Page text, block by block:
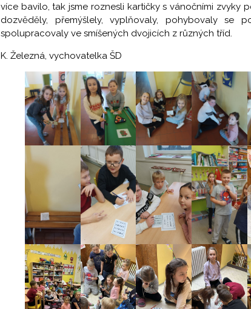
více bavilo, tak jsme roznesli kartičky s vánočními zvyky
dozvěděly, přemýšlely, vyplňovaly, pohybovaly se
spolupracovaly ve smíšených dvojicích z různých tříd.
K. Železná, vychovatelka ŠD